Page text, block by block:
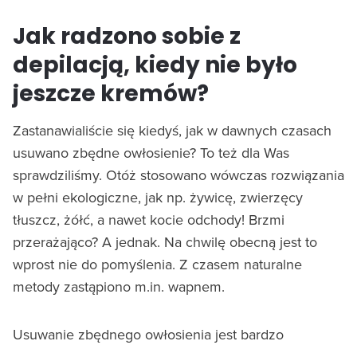
Jak radzono sobie z
depilacją, kiedy nie było
jeszcze kremów?
Zastanawialiście się kiedyś, jak w dawnych czasach
usuwano zbędne owłosienie? To też dla Was
sprawdziliśmy. Otóż stosowano wówczas rozwiązania
w pełni ekologiczne, jak np. żywicę, zwierzęcy
tłuszcz, żółć, a nawet kocie odchody! Brzmi
przerażająco? A jednak. Na chwilę obecną jest to
wprost nie do pomyślenia. Z czasem naturalne
metody zastąpiono m.in. wapnem.
Usuwanie zbędnego owłosienia jest bardzo